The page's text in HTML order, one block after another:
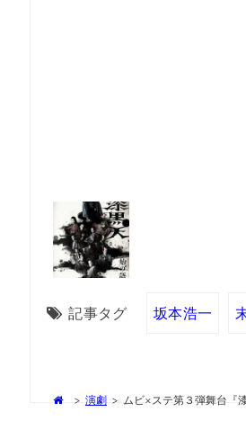
記事タグ 坂本浩一
> 演劇 > ムビ×ステ第３弾舞台『